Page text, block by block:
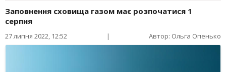
Заповнення сховища газом має розпочатися 1
серпня
27 липня 2022, 12:52 | Автор: Ольга Опенько